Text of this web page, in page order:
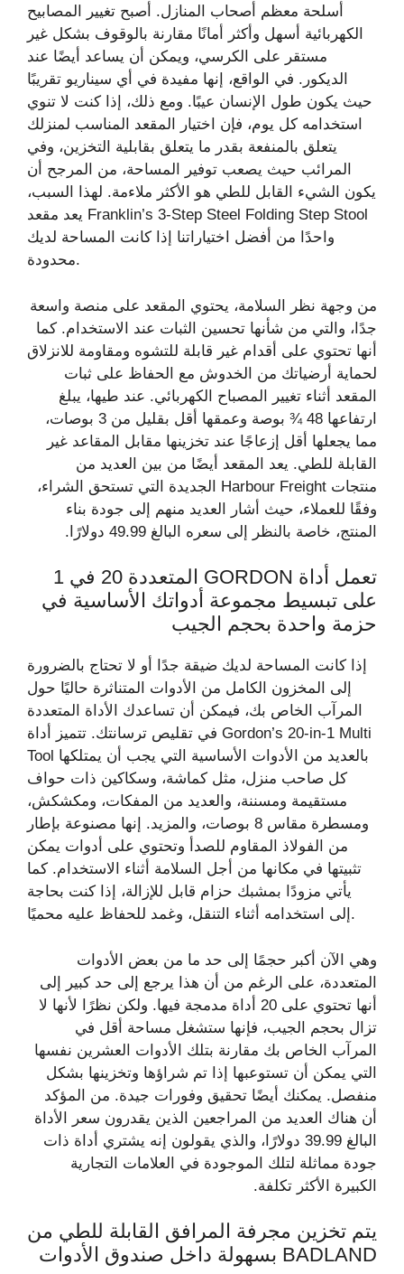
أسلحة معظم أصحاب المنازل. أصبح تغيير المصابيح
الكهربائية أسهل وأكثر أمانًا مقارنة بالوقوف بشكل غير
مستقر على الكرسي، ويمكن أن يساعد أيضًا عند
الديكور. في الواقع، إنها مفيدة في أي سيناريو تقريبًا
حيث يكون طول الإنسان عيبًا. ومع ذلك، إذا كنت لا تنوي
استخدامه كل يوم، فإن اختيار المقعد المناسب لمنزلك
يتعلق بالمنفعة بقدر ما يتعلق بقابلية التخزين، وفي
المرائب حيث يصعب توفير المساحة، من المرجح أن
يكون الشيء القابل للطي هو الأكثر ملاءمة. لهذا السبب،
يعد مقعد Franklin’s 3-Step Steel Folding Step Stool
واحدًا من أفضل اختياراتنا إذا كانت المساحة لديك
محدودة.
من وجهة نظر السلامة، يحتوي المقعد على منصة واسعة
جدًا، والتي من شأنها تحسين الثبات عند الاستخدام. كما
أنها تحتوي على أقدام غير قابلة للتشوه ومقاومة للانزلاق
لحماية أرضياتك من الخدوش مع الحفاظ على ثبات
المقعد أثناء تغيير المصباح الكهربائي. عند طيها، يبلغ
ارتفاعها 48 ¾ بوصة وعمقها أقل بقليل من 3 بوصات،
مما يجعلها أقل إزعاجًا عند تخزينها مقابل المقاعد غير
القابلة للطي. يعد المقعد أيضًا من بين العديد من
منتجات Harbour Freight الجديدة التي تستحق الشراء،
وفقًا للعملاء، حيث أشار العديد منهم إلى جودة بناء
المنتج، خاصة بالنظر إلى سعره البالغ 49.99 دولارًا.
تعمل أداة GORDON المتعددة 20 في 1
على تبسيط مجموعة أدواتك الأساسية في
حزمة واحدة بحجم الجيب
إذا كانت المساحة لديك ضيقة جدًا أو لا تحتاج بالضرورة
إلى المخزون الكامل من الأدوات المتناثرة حاليًا حول
المرآب الخاص بك، فيمكن أن تساعدك الأداة المتعددة
في تقليص ترسانتك. تتميز أداة Gordon’s 20-in-1 Multi
Tool بالعديد من الأدوات الأساسية التي يجب أن يمتلكها
كل صاحب منزل، مثل كماشة، وسكاكين ذات حواف
مستقيمة ومسننة، والعديد من المفكات، ومكشكش،
ومسطرة مقاس 8 بوصات، والمزيد. إنها مصنوعة بإطار
من الفولاذ المقاوم للصدأ وتحتوي على أدوات يمكن
تثبيتها في مكانها من أجل السلامة أثناء الاستخدام. كما
يأتي مزودًا بمشبك حزام قابل للإزالة، إذا كنت بحاجة
إلى استخدامه أثناء التنقل، وغمد للحفاظ عليه محميًا.
وهي الآن أكبر حجمًا إلى حد ما من بعض الأدوات
المتعددة، على الرغم من أن هذا يرجع إلى حد كبير إلى
أنها تحتوي على 20 أداة مدمجة فيها. ولكن نظرًا لأنها لا
تزال بحجم الجيب، فإنها ستشغل مساحة أقل في
المرآب الخاص بك مقارنة بتلك الأدوات العشرين نفسها
التي يمكن أن تستوعبها إذا تم شراؤها وتخزينها بشكل
منفصل. يمكنك أيضًا تحقيق وفورات جيدة. من المؤكد
أن هناك العديد من المراجعين الذين يقدرون سعر الأداة
البالغ 39.99 دولارًا، والذي يقولون إنه يشتري أداة ذات
جودة مماثلة لتلك الموجودة في العلامات التجارية
الكبيرة الأكثر تكلفة.
يتم تخزين مجرفة المرافق القابلة للطي من
BADLAND بسهولة داخل صندوق الأدوات